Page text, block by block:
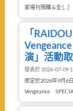
家場刊預購 &全 […]
「
演」活動
發表於 2026-07-09
原定於2026年9月6
Vengeance